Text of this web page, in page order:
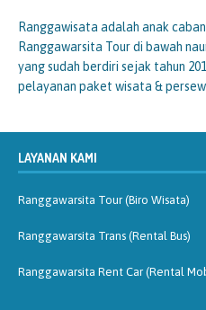
Ranggawisata adalah anak
Ranggawarsita Tour di bawah
yang sudah berdiri sejak tahun
pelayanan paket wisata &
LAYANAN KAMI
Ranggawarsita Tour (Biro Wisata)
Ranggawarsita Trans (Rental Bus)
Ranggawarsita Rent Car (Rental